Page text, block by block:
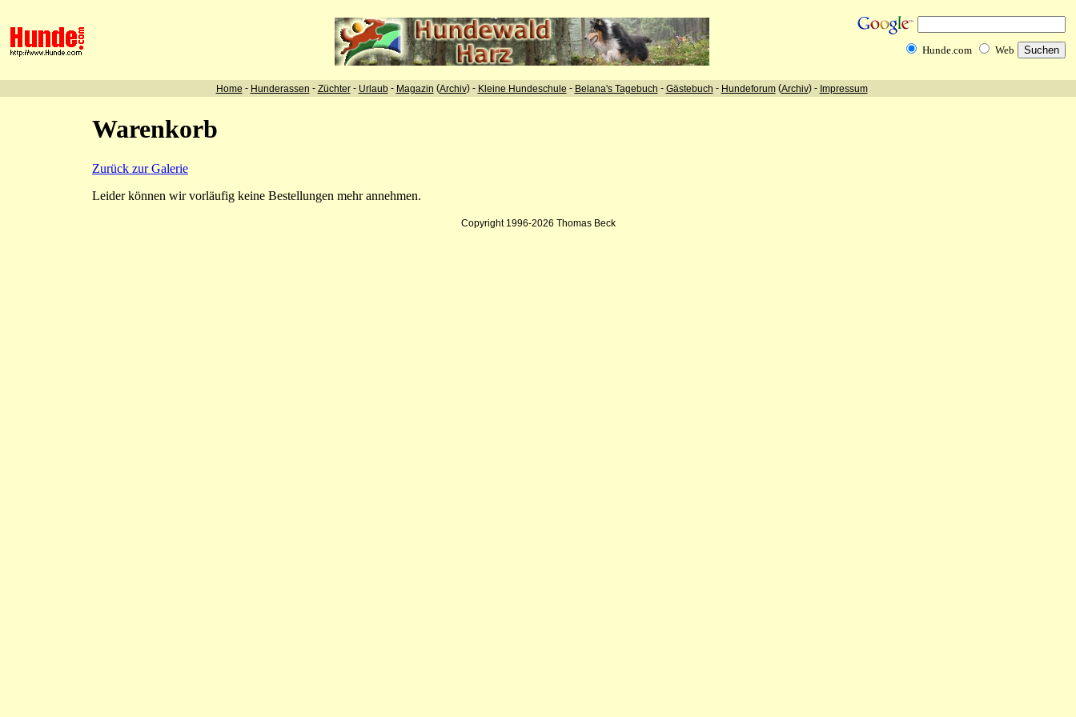
Hunde.com Web
Home - Hunderassen - Züchter- Urlaub- Magazin (Archiv) - Kleine Hundeschule - Belana's Tagebuch - Gästebuch - Hundeforum(Archiv) - Impressum
Warenkorb
Zurück zur Galerie
Leider können wir vorläufig keine Bestellungen mehr annehmen.
Copyright 1996-2026 Thomas Beck